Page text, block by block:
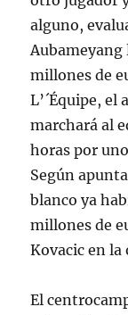
alguno,
Aubameyang
millones de
L’´Équipe,
marchará al
horas por
Según
blanco ya
millones de
Kovacic en la
El